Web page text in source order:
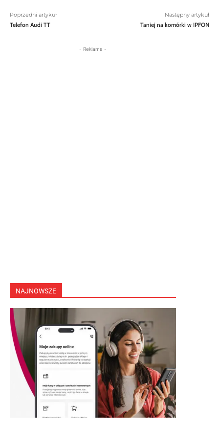
Poprzedni artykuł
Telefon Audi TT
Następny artykuł
Taniej na komórki w IPFON
- Reklama -
NAJNOWSZE